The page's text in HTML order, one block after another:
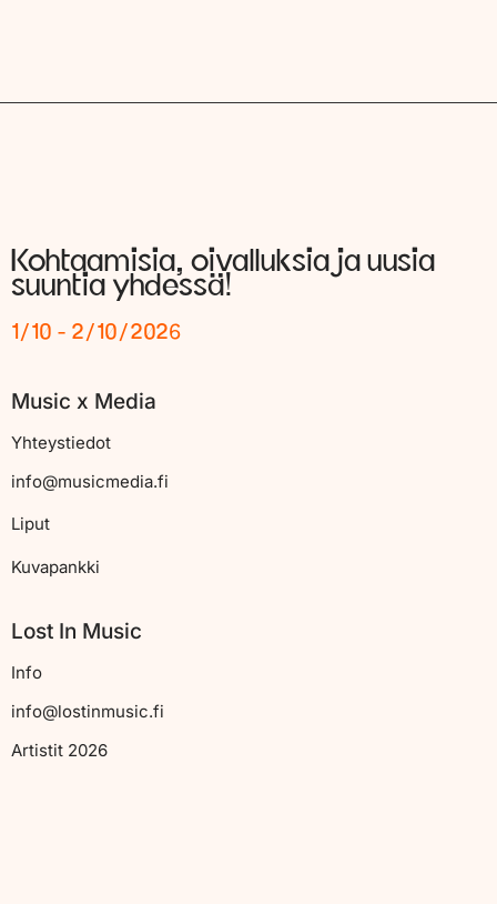
Kohtaamisia, oivalluksia ja uusia
suuntia yhdessä!
1/10 - 2/10/2026
Music x Media
Yhteystiedot
info@musicmedia.fi
Liput
Kuvapankki
Lost In Music
Info
info@lostinmusic.fi
Artistit 2026